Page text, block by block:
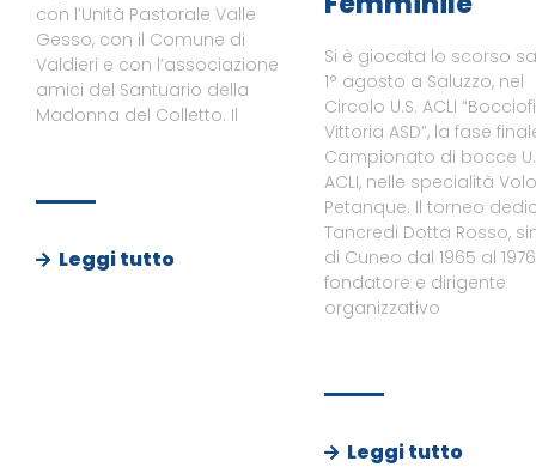
con l’Unità Pastorale Valle
Gesso, con il Comune di
Valdieri e con l’associazione
amici del Santuario della
Madonna del Colletto. Il
Leggi tutto
Si è giocata lo scorso
1° agosto a Saluzzo, nel
Circolo U.S. ACLI
Vittoria ASD”, la fase
Campionato di bocce
ACLI, nelle specialità
Petanque. Il torneo
Tancredi Dotta Rosso,
di Cuneo dal 1965 al
fondatore e dirigente
organizzativo
Leggi tutto